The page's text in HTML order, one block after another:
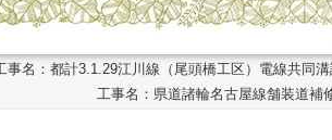
事名：都計3.1.29江川線（尾頭橋工区）電線共同
工事名：県道諸輪名古屋線舗装道補